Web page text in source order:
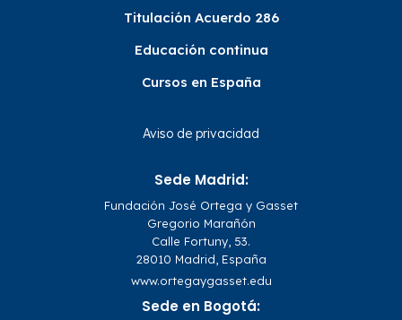
Titulación Acuerdo 286
Educación continua
Cursos en España
Aviso de privacidad
Sede Madrid:
Fundación José Ortega y Gasset
Gregorio Marañón
Calle Fortuny, 53.
28010 Madrid, España
www.ortegaygasset.edu
Sede en Bogotá: